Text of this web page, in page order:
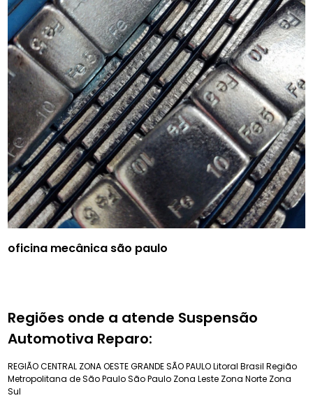
oficina mecânica são paulo
Regiões onde a atende Suspensão
Automotiva Reparo:
REGIÃO CENTRAL ZONA OESTEGRANDE SÃO PAULOLitoral Brasil Região
Metropolitana de São PauloSão Paulo Zona Leste Zona Norte Zona
Sul